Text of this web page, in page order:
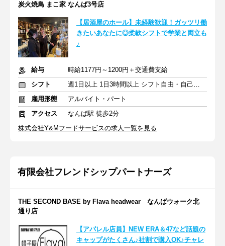
炭火焼鳥 まこ家 なんば3号店
【居酒屋のホール】未経験歓迎！ガッツリ働
きたいあなたに◎柔軟シフトで学業と両立も
♪
給与
時給1177円～1200円＋交通費支給
シフト
週1日以上 1日3時間以上 シフト自由・自己申告
雇用形態
アルバイト・パート
アクセス
なんば駅 徒歩2分
株式会社Y&Mフードサービスの求人一覧を見る
有限会社フレンドシップパートナーズ
THE SECOND BASE by Flava headwear なんばウォーク北
通り店
【アパレル店員】NEW ERA＆47など話題の
キャップがたくさん♪社割で購入OK♪チャレ